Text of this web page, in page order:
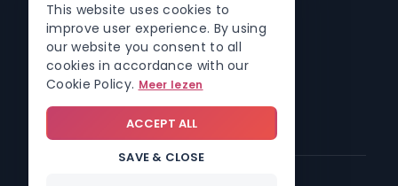
Over ons
Partnerprogramma
Partnernetwerk
This website uses cookies to
improve user experience. By using
our website you consent to all
cookies in accordance with our
Cookie Policy. Meer lezen
SAVE & CLOSE
ACCEPT ALL